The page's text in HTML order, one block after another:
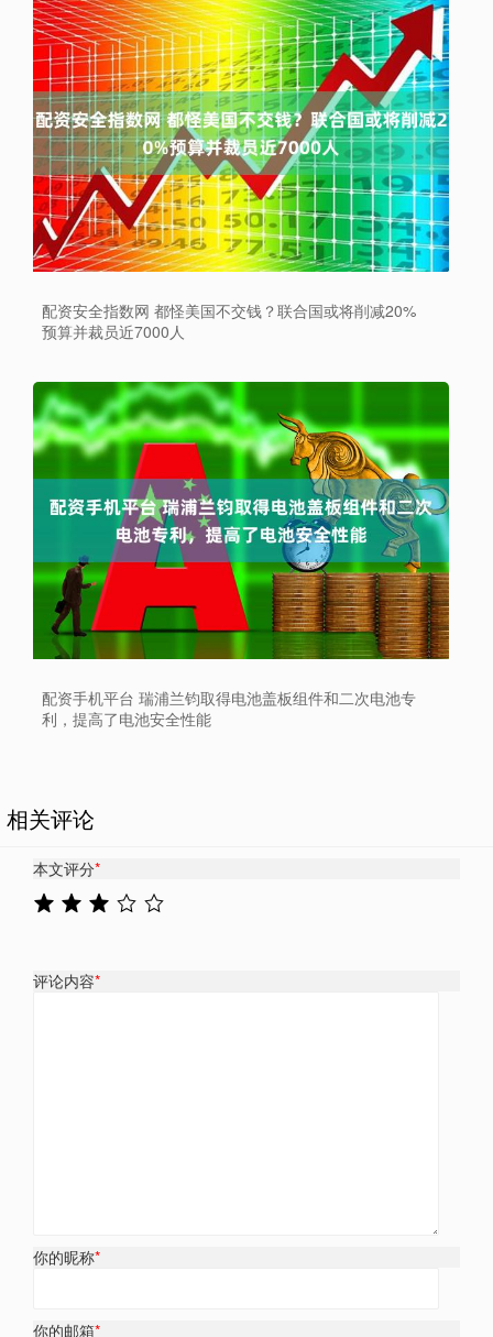
配资安全指数网 都怪美国不交钱？联合国或将削减20%
预算并裁员近7000人
配资手机平台 瑞浦兰钧取得电池盖板组件和二次电池专
利，提高了电池安全性能
相关评论
本文评分*
评论内容*
你的昵称*
你的邮箱*